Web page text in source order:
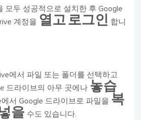
모두 성공적으로 설치한 후 Google
계정을 열고 로그인 합니
에서 파일 또는 폴더를 선택하고
드라이브의 아무 곳에나 놓습
서 Google 드라이브로 파일을 복
을 수도 있습니다.